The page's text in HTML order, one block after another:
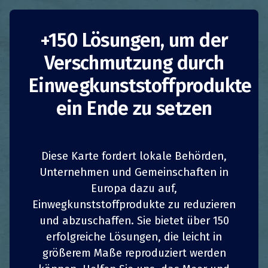
Saubere Flüsse mit
Fleuve Sans
Plastique
Verbote Behörden Behörden
Fleuve sans plastique (Fluss ohne Plastik) ist
eine Charter bewährter Praktiken, die von über
130 Bürgermeistern und gewählten Politikern
während der Kommunalwahlen 2020
unterzeichnet wurde. Die Charter “mon
territoire s’engage: rivières et fleuves sans
1 TEILEN z TEILEN
4 TEILEN TEILEN
+150 Lösungen, um der
Verschmutzung durch
Einwegkunststoffprodukte
ein Ende zu setzen
Diese Karte fordert lokale Behörden,
Unternehmen und Gemeinschaften in
Europa dazu auf,
Einwegkunststoffprodukte zu reduzieren
und abzuschaffen. Sie bietet über 150
erfolgreiche Lösungen, die leicht in
größerem Maße reproduziert werden
1 TEILEN z TEILEN
4 TEILEN TEILEN